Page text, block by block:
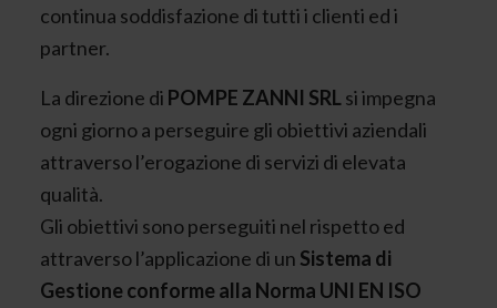
continua soddisfazione di tutti i clienti ed i
partner.
La direzione di POMPE ZANNI SRLsi impegna
ogni giorno a perseguire gli obiettivi aziendali
attraverso l’erogazione di servizi di elevata
qualità.
Gli obiettivi sono perseguiti nel rispetto ed
attraverso l’applicazione di un Sistema di
Gestione conforme alla Norma UNI EN ISO